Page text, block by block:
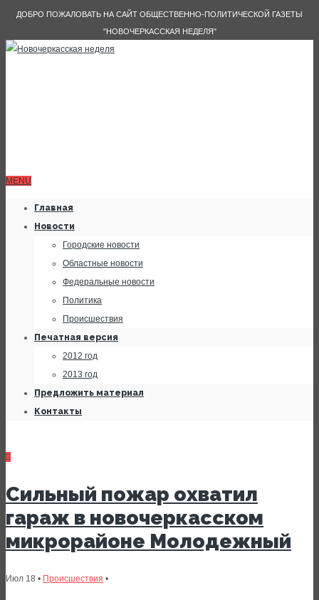
ДОБРО ПОЖАЛОВАТЬ НА САЙТ ОБЩЕСТВЕННО-ПОЛИТИЧЕСКОЙ ГАЗЕТЫ
"НОВОЧЕРКАССКАЯ НЕДЕЛЯ"
MENU
Главная
Новости
Городские новости
Областные новости
Федеральные новости
Политика
Происшествия
Печатная версия
2012 год
2013 год
Предложить материал
Контакты
Сильный пожар охватил
гараж в новочеркасском
микрорайоне Молодежный
Июл 18 • Происшествия •